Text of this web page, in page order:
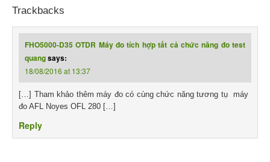
Trackbacks
FHO5000-D35 OTDR Máy đo tích hợp tất cả chức năng đo test
quangsays:
18/08/2016 at 13:37
[…] Tham khảo thêm máy đo có cùng chức năng tương tụ máy
đo AFL Noyes OFL 280 […]
Reply